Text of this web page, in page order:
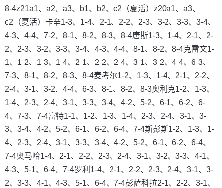
8-4z21a1、a2、a3、b1、b2、c2（夏活）z20a1、a3、
c2（夏活）卡辛1-3、1-4、2-1、2-2、2-3、3-2、3-3、3-4、
4-3、4-4、7-2、8-1、8-2、8-3、8-4唐斯1-3、1-4、2-1、2-
2、2-3、3-2、3-3、3-4、4-3、4-4、8-1、8-2、8-4克雷文1-
1、1-2、1-3、1-4、2-1、2-2、2-4、3-1、3-2、4-4、6-3、
7-3、8-1、8-2、8-3、8-4麦考尔1-2、1-3、1-4、2-1、2-2、
2-4、3-1、3-2、4-4、6-3、8-1、8-2、8-3奥利克1-2、1-3、
1-4、2-3、2-4、3-1、3-3、3-4、4-2、5-2、6-1、6-2、6-
4、7-3、7-4富特1-1、1-2、1-3、1-4、2-3、2-4、3-1、3-
3、3-4、4-2、5-2、6-1、6-2、6-4、7-4斯彭斯1-2、1-3、1-
4、2-3、2-4、3-1、3-3、3-4、4-2、5-2、6-1、6-2、6-4、
7-4奥马哈1-4、2-1、2-2、2-3、2-4、3-1、3-2、3-3、4-1、
4-3、5-1、6-4、7-4罗利1-4、2-1、2-2、2-3、2-4、3-1、3-
2、3-3、4-1、4-3、5-1、6-4、7-4彭萨科拉2-1、2-2、3-1、